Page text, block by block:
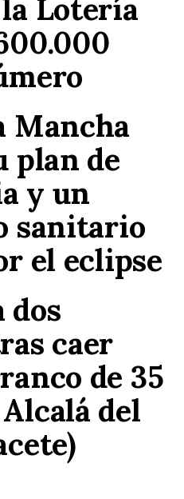
Lotería
Mancha
plan de
y un
sanitario
el eclipse
dos
caer
de 35
del